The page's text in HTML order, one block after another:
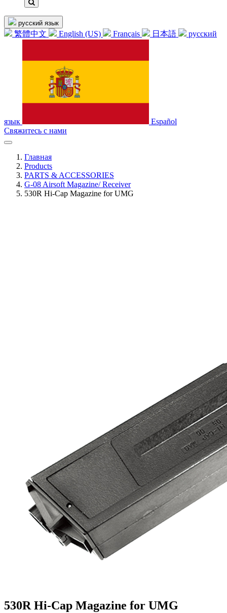
русский язык
繁體中文 English (US) Français 日本語 русский
язык
Español
Свяжитесь с нами
Главная
Products
PARTS & ACCESSORIES
G-08 Airsoft Magazine/ Receiver
530R Hi-Cap Magazine for UMG
530R Hi-Cap Magazine for UMG